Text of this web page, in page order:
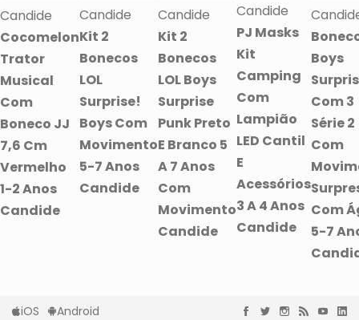
Candide
Cocomelon
Trator
Musical
Com
Boneco JJ
7,6 Cm
Vermelho
1-2 Anos
Candide
Candide
Kit 2
Bonecos
LOL
Surprise!
Boys Com
Movimento
5-7 Anos
Candide
Candide
Kit 2
Bonecos
LOL Boys
Surprise
Punk Preto
E Branco 5
A 7 Anos
Com
Movimento
Candide
Candide
PJ Masks
Kit
Camping
Com
Lampião
LED Cantil
E
Acessórios
3 A 4 Anos
Candide
Boys
Com 3
Série 2
Com
Com
5-7
iOS Android